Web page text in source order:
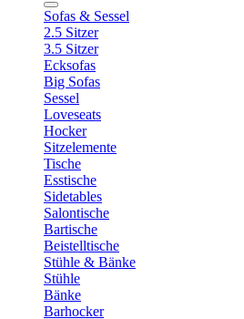
Sofas & Sessel
2.5 Sitzer
3.5 Sitzer
Ecksofas
Big Sofas
Sessel
Loveseats
Hocker
Sitzelemente
Tische
Esstische
Sidetables
Salontische
Bartische
Beistelltische
Stühle & Bänke
Stühle
Bänke
Barhocker